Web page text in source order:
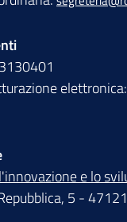
e lo
5 -